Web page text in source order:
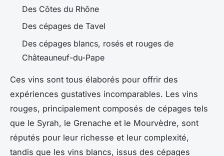
Des Côtes du Rhône
Des cépages de Tavel
Des cépages blancs, rosés et rouges de
Châteauneuf-du-Pape
Ces vins sont tous élaborés pour offrir des
expériences gustatives incomparables. Les vins
rouges, principalement composés de cépages tels
que le Syrah, le Grenache et le Mourvèdre, sont
réputés pour leur richesse et leur complexité,
tandis que les vins blancs, issus des cépages